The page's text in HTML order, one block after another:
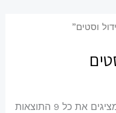
וסטים”
את כל ⁦9⁩ התוצאות